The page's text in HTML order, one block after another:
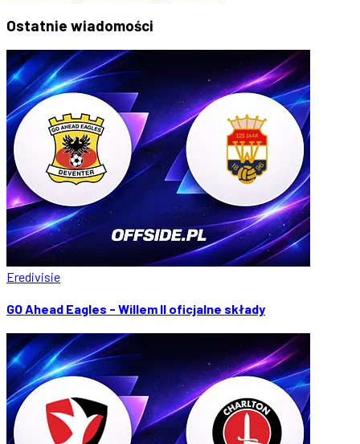
Ostatnie wiadomości
Eredivisie
GO Ahead Eagles - Willem II oficjalne składy